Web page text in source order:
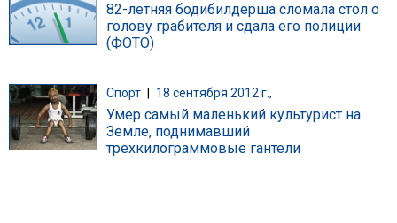
82-летняя бодибилдерша сломала стол о
голову грабителя и сдала его полиции
(ФОТО)
Спорт 18 сентября 2012 г.,
Умер самый маленький культурист на
Земле, поднимавший
трехкилограммовые гантели